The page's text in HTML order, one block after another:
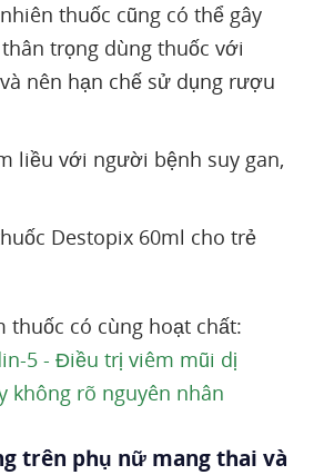
thuốc cũng có thể gây
trọng dùng thuốc với
nên hạn chế sử dụng rượu
liều với người bệnh suy gan,
Destopix 60ml cho trẻ
thuốc có cùng hoạt chất:
5 - Điều trị viêm mũi dị
không rõ nguyên nhân
trên phụ nữ mang thai và